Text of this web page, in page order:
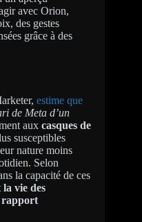
avec Orion,
des gestes
grâce à des
estime que
de Meta d’un
aux casques de
susceptibles
nature moins
Selon
la capacité de ces
vie des